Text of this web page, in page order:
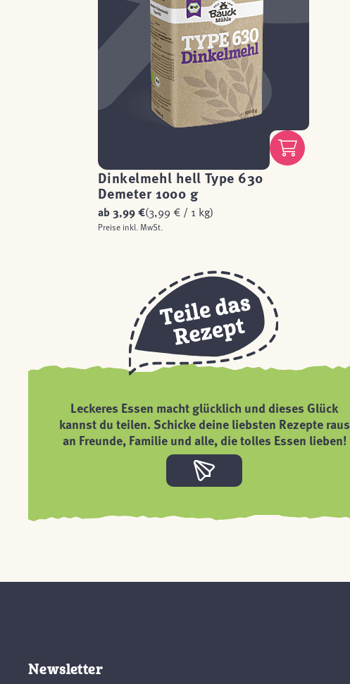
Dinkelmehl hell Type 630
Demeter 1000 g
ab3,99 €(3,99 € / 1 kg)
Preise inkl. MwSt.
Leckeres Essen macht glücklich und dieses Glück
kannst du teilen. Schicke deine liebsten Rezepte raus
an Freunde, Familie und alle, die tolles Essen lieben!
Newsletter